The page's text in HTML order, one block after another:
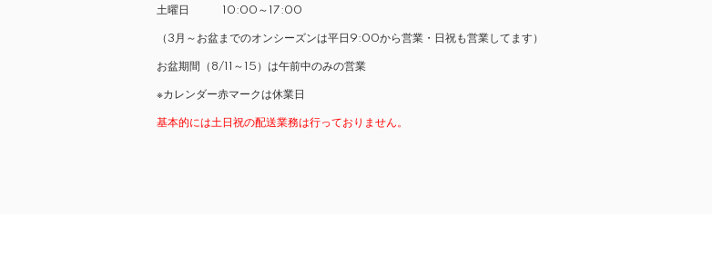
土曜日 10:00～17:00
（3月～お盆までのオンシーズンは平日9:00から営業・日祝も営業してます）
お盆期間（8/11～15）は午前中のみの営業
※カレンダー赤マークは休業日
基本的には土日祝の配送業務は行っておりません。